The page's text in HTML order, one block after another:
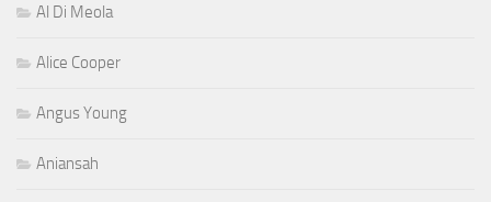
Al Di Meola
Alice Cooper
Angus Young
Aniansah